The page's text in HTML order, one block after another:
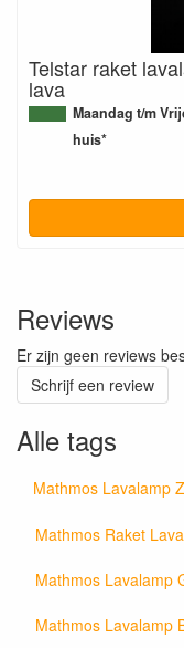
Telstar raket
lava
Maandag t/m
huis*
Reviews
Er zijn geen reviews
Schrijf een review
Alle tags
Mathmos Lavalamp
Mathmos Raket
Mathmos Lavalamp
Mathmos Lavalamp